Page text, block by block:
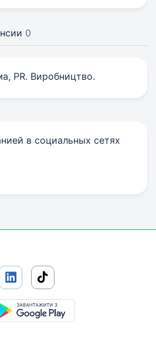
0
PR. Виробництво.
в социальных сетях
link